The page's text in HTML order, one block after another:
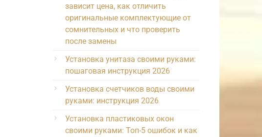
зависит цена, как отличить
оригинальные комплектующие от
сомнительных и что проверить
после замены
Установка унитаза своими руками:
пошаговая инструкция 2026
Установка счетчиков воды своими
руками: инструкция 2026
Установка пластиковых окон
своими руками: Топ-5 ошибок и как